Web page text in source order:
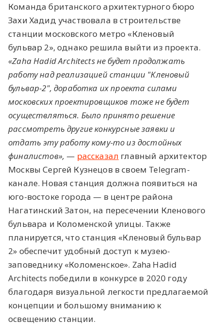
Команда британского архитектурного бюро
Захи Хадид участвовала в строительстве
станции московского метро «Кленовый
бульвар 2», однако решила выйти из проекта.
«Zaha Hadid Architects не будет продолжать
работу над реализацией станции "Кленовый
бульвар-2", доработка их проекта силами
московских проектировщиков тоже не будет
осуществляться. Было принято решение
рассмотреть другие конкурсные заявки и
отдать эту работу кому-то из достойных
финалистов», — рассказал главный архитектор
Москвы Сергей Кузнецов в своем Telegram-
канале. Новая станция должна появиться на
юго-востоке города — в центре района
Нагатинский Затон, на пересечении Кленового
бульвара и Коломенской улицы. Также
планируется, что станция «Кленовый бульвар
2» обеспечит удобный доступ к музею-
заповеднику «Коломенское». Zaha Hadid
Architects победили в конкурсе в 2020 году
благодаря визуальной легкости предлагаемой
концепции и большому вниманию к
освещению станции.